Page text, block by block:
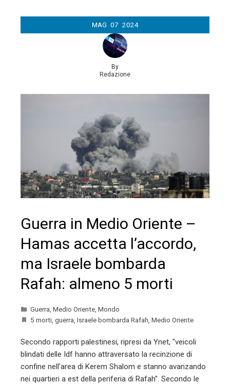
MAG 07 2024
By
Redazione
Guerra in Medio Oriente –
Hamas accetta l’accordo,
ma Israele bombarda
Rafah: almeno 5 morti
Guerra Medio Oriente Mondo
5 morti guerra Israele bombarda Rafah Medio Oriente
Secondo rapporti palestinesi, ripresi da Ynet, "veicoli
blindati delle Idf hanno attraversato la recinzione di
confine nell'area di Kerem Shalom e stanno avanzando
nei quartieri a est della periferia di Rafah". Secondo le